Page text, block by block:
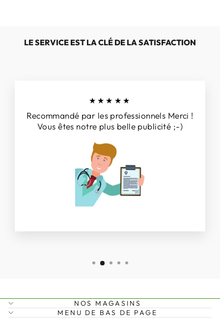
LE SERVICE EST LA CLÉ DE LA SATISFACTION
★★★★★
Recommandé par les professionnels Merci !
Vous êtes notre plus belle publicité ;-)
NOS MAGASINS
MENU DE BAS DE PAGE